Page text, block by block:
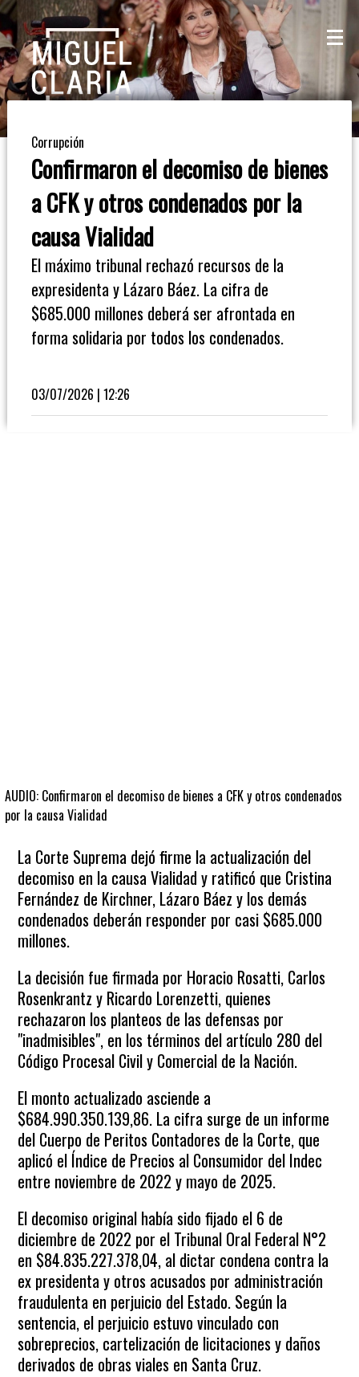
La
Mesa
De
Café
Columna
Opinión
Radioinforme
Corrupción
Confirmaron el decomiso de bienes
a CFK y otros condenados por la
causa Vialidad
El máximo tribunal rechazó recursos de la
expresidenta y Lázaro Báez. La cifra de
$685.000 millones deberá ser afrontada en
forma solidaria por todos los condenados.
03/07/2026 | 12:26
AUDIO: Confirmaron el decomiso de bienes a CFK y otros condenados
por la causa Vialidad
La Corte Suprema dejó firme la actualización del
decomiso en la causa Vialidad y ratificó que Cristina
Fernández de Kirchner, Lázaro Báez y los demás
condenados deberán responder por casi $685.000
millones.
La decisión fue firmada por Horacio Rosatti, Carlos
Rosenkrantz y Ricardo Lorenzetti, quienes
rechazaron los planteos de las defensas por
"inadmisibles", en los términos del artículo 280 del
Código Procesal Civil y Comercial de la Nación.
El monto actualizado asciende a
$684.990.350.139,86. La cifra surge de un informe
del Cuerpo de Peritos Contadores de la Corte, que
aplicó el Índice de Precios al Consumidor del Indec
entre noviembre de 2022 y mayo de 2025.
El decomiso original había sido fijado el 6 de
diciembre de 2022 por el Tribunal Oral Federal N°2
en $84.835.227.378,04, al dictar condena contra la
ex presidenta y otros acusados por administración
fraudulenta en perjuicio del Estado. Según la
sentencia, el perjuicio estuvo vinculado con
sobreprecios, cartelización de licitaciones y daños
derivados de obras viales en Santa Cruz.